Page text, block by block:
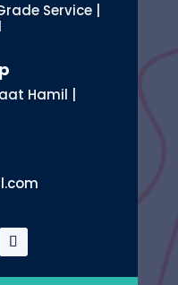
Service |
Hamil |